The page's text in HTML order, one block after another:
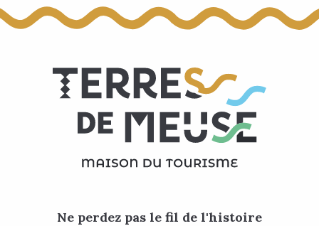
Ne perdez pas le fil de l'histoire